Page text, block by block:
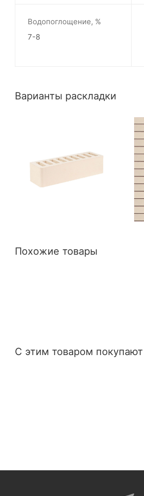
Водопоглощение, %
7-8
Варианты раскладки
Похожие товары
С этим товаром покупают